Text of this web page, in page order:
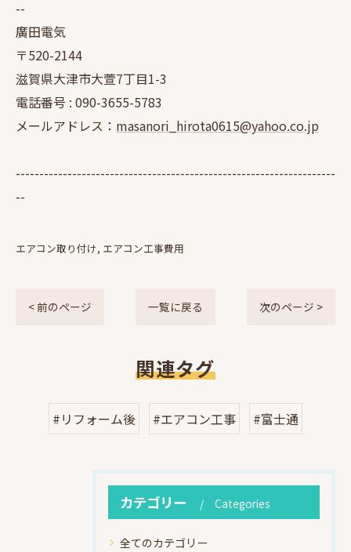
--
廣田電気
〒520-2144
滋賀県大津市大萱7丁目1-3
電話番号 : 090-3655-5783
メールアドレス： masanori_hirota0615@yahoo.co.jp
--------------------------------------------------------------------
--
エアコン取り付け エアコン工事費用
< 前のページ 一覧に戻る 次のページ >
関連タグ
#リフォーム後 #エアコン工事 #富士通
カテゴリー Categories
全てのカテゴリー